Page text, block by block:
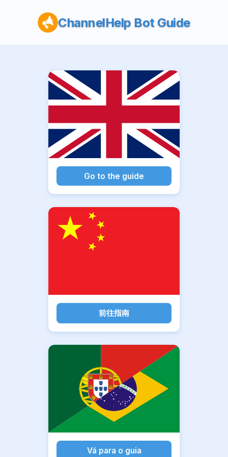
ChannelHelp Bot Guide
Go to the guide
前往指南
Vá para o guia